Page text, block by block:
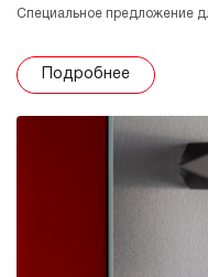
Специальное предложение
Подробнее